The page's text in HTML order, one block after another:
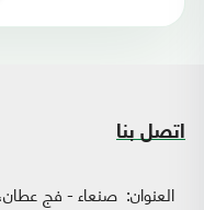
اتصل بنا
العنوان: صنعاء - فج